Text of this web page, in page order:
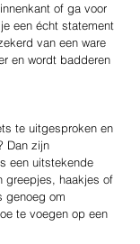
of ga voor
een écht statement
van een ware
en wordt badderen
te uitgesproken en
Dan zijn
een uitstekende
greepjes, haakjes of
genoeg om
te voegen op een